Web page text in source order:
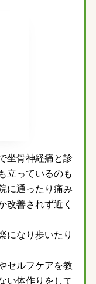
坐骨神経痛と診
立っているのも
に通ったり痛み
改善されず近く
になり歩いたり
セルフケアを教
い体作りをして